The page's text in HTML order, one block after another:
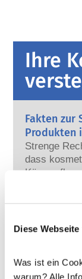
Diese
Was ist ein
warum? Alle
Ihre
Fakten zur
Produkten
Strenge
dass
europäische
Kann
Einige in
Potenzial
Mehr erfahren